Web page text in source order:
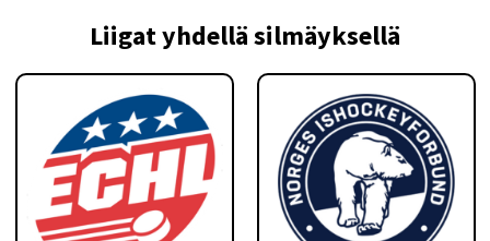
Liigat yhdellä silmäyksellä